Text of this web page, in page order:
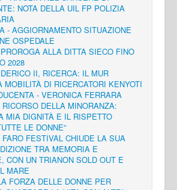
NOTA DELLA UIL FP POLIZIA
- AGGIORNAMENTO SITUAZIONE
OSPEDALE
ALLA DITTA SIECO FINO
2028
II, RICERCA: IL MUR
MOBILITÀ DI RICERCATORI KENYOTI
- VERONICA FERRARA
DELLA MINORANZA:
MIA DIGNITÀ E IL RISPETTO
LE DONNE”
FESTIVAL CHIUDE LA SUA
TRA MEMORIA E
CON UN TRIANON SOLD OUT E
MARE
FORZA DELLE DONNE PER